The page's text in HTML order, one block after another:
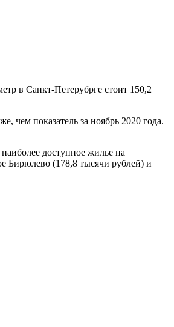
в Санкт-Петерубрге стоит 150,2
чем показатель за ноябрь 2020 года.
доступное жилье на
Бирюлево (178,8 тысячи рублей) и